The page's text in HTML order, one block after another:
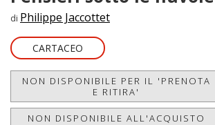
di Philippe Jaccottet
CARTACEO
NON DISPONIBILE PER IL 'PRENOTA
E RITIRA'
NON DISPONIBILE ALL'ACQUISTO